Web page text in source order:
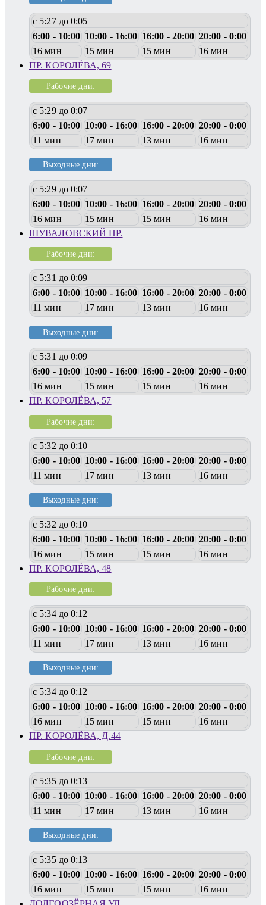
с 5:27 до 0:05
6:00 - 10:00 10:00 - 16:00 16:00 - 20:00 20:00 - 0:00
16 мин
15 мин 15 мин
16 мин
ПР. КОРОЛЁВА, 69
Рабочие дни:
с 5:29 до 0:07
6:00 - 10:00 10:00 - 16:00 16:00 - 20:00 20:00 - 0:00
11 мин
17 мин 13 мин 16 мин
Выходные дни:
с 5:29 до 0:07
6:00 - 10:00 10:00 - 16:00 16:00 - 20:00 20:00 - 0:00
16 мин
15 мин 15 мин
16 мин
ШУВАЛОВСКИЙ ПР.
Рабочие дни:
с 5:31 до 0:09
6:00 - 10:00 10:00 - 16:00 16:00 - 20:00 20:00 - 0:00
11 мин
17 мин 13 мин 16 мин
Выходные дни:
с 5:31 до 0:09
6:00 - 10:00 10:00 - 16:00 16:00 - 20:00 20:00 - 0:00
16 мин
15 мин 15 мин
16 мин
ПР. КОРОЛЁВА, 57
Рабочие дни:
с 5:32 до 0:10
6:00 - 10:00 10:00 - 16:00 16:00 - 20:00 20:00 - 0:00
11 мин
17 мин 13 мин 16 мин
Выходные дни:
с 5:32 до 0:10
6:00 - 10:00 10:00 - 16:00 16:00 - 20:00 20:00 - 0:00
16 мин
15 мин 15 мин
16 мин
ПР. КОРОЛЁВА, 48
Рабочие дни:
с 5:34 до 0:12
6:00 - 10:00 10:00 - 16:00 16:00 - 20:00 20:00 - 0:00
11 мин
17 мин 13 мин 16 мин
Выходные дни:
с 5:34 до 0:12
6:00 - 10:00 10:00 - 16:00 16:00 - 20:00 20:00 - 0:00
16 мин
15 мин 15 мин
16 мин
ПР. КОРОЛЁВА, Д.44
Рабочие дни:
с 5:35 до 0:13
6:00 - 10:00 10:00 - 16:00 16:00 - 20:00 20:00 - 0:00
11 мин
17 мин 13 мин 16 мин
Выходные дни:
с 5:35 до 0:13
6:00 - 10:00 10:00 - 16:00 16:00 - 20:00 20:00 - 0:00
16 мин
15 мин 15 мин
16 мин